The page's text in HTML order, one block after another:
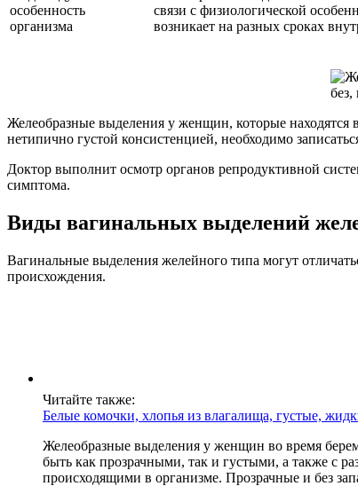
особенность
организма
связи с физиологической
возникает на разных сроках
Желеобразные выделения у женщин, которые находятся
нетипично густой консистенцией, необходимо
Доктор выполнит осмотр органов репродуктивной
симптома.
Виды вагинальных выделений
Вагинальные выделения желейного типа могут
происхождения.
Читайте также:
Белые комочки, хлопья из влагалища, густые,
Желеобразные выделения у женщин во время
быть как прозрачными, так и густыми, а также с
происходящими в организме. Прозрачные и без